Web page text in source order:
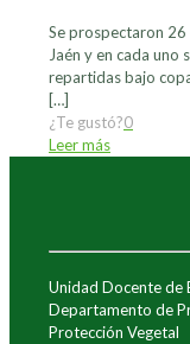
Se prospectaron
Jaén y en cada uno
repartidas bajo
[…]
¿Te gustó?0
Leer más
Unidad Docente de
Departamento de
Protección Vegetal